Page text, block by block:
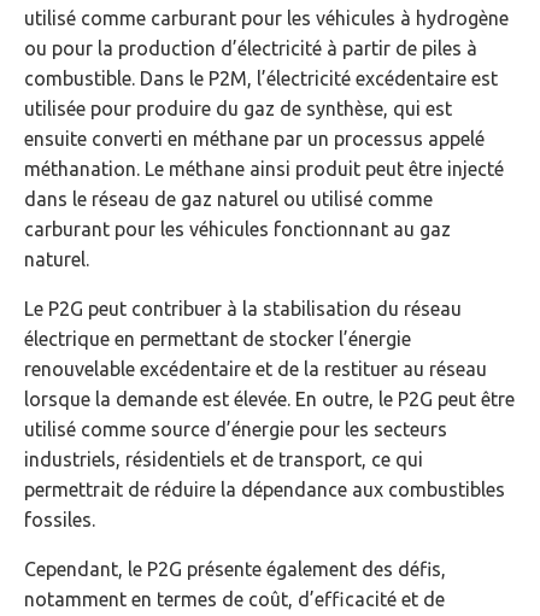
utilisé comme carburant pour les véhicules à hydrogène
ou pour la production d’électricité à partir de piles à
combustible. Dans le P2M, l’électricité excédentaire est
utilisée pour produire du gaz de synthèse, qui est
ensuite converti en méthane par un processus appelé
méthanation. Le méthane ainsi produit peut être injecté
dans le réseau de gaz naturel ou utilisé comme
carburant pour les véhicules fonctionnant au gaz
naturel.
Le P2G peut contribuer à la stabilisation du réseau
électrique en permettant de stocker l’énergie
renouvelable excédentaire et de la restituer au réseau
lorsque la demande est élevée. En outre, le P2G peut être
utilisé comme source d’énergie pour les secteurs
industriels, résidentiels et de transport, ce qui
permettrait de réduire la dépendance aux combustibles
fossiles.
Cependant, le P2G présente également des défis,
notamment en termes de coût, d’efficacité et de